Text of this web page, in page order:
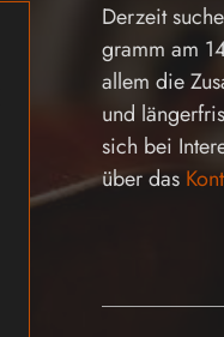
Derzeit
gramm am
allem die
und
sich bei
über das